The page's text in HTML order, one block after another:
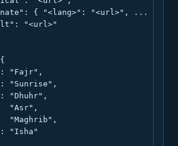
{ "<lang>": "<url>", ... },
"<url>"
"Fajr",
"Sunrise",
"Dhuhr",
"Asr",
"Maghrib",
"Isha"